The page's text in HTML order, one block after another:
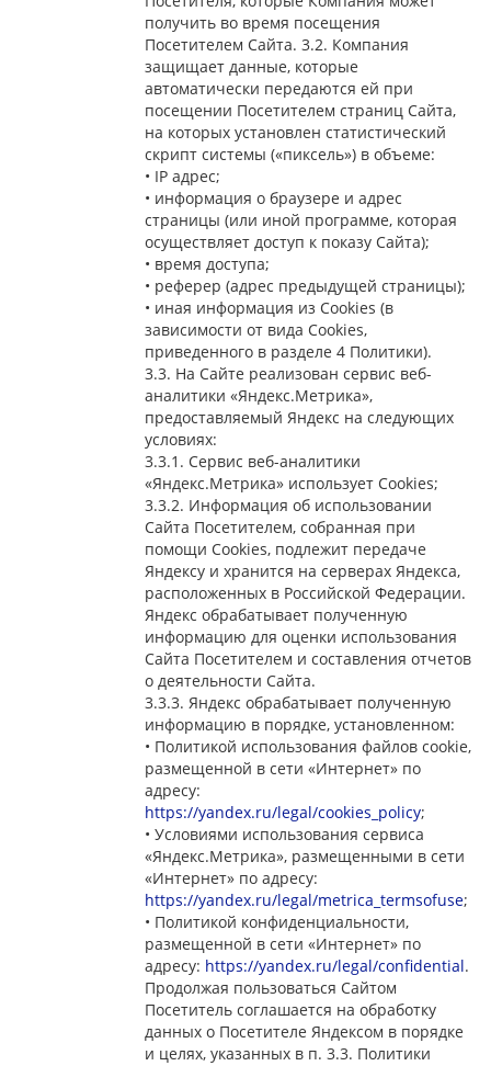
получить во время посещения
Посетителем Сайта. 3.2. Компания
защищает данные, которые
автоматически передаются ей при
посещении Посетителем страниц Сайта,
на которых установлен статистический
скрипт системы («пиксель») в объеме:
• IP адрес;
• информация о браузере и адрес
страницы (или иной программе, которая
осуществляет доступ к показу Сайта);
• время доступа;
• реферер (адрес предыдущей страницы);
• иная информация из Cookies (в
зависимости от вида Cookies,
приведенного в разделе 4 Политики).
3.3. На Сайте реализован сервис веб-
аналитики «Яндекс.Метрика»,
предоставляемый Яндекс на следующих
условиях:
3.3.1. Сервис веб-аналитики
«Яндекс.Метрика» использует Cookies;
3.3.2. Информация об использовании
Сайта Посетителем, собранная при
помощи Cookies, подлежит передаче
Яндексу и хранится на серверах Яндекса,
расположенных в Российской Федерации.
Яндекс обрабатывает полученную
информацию для оценки использования
Сайта Посетителем и составления отчетов
о деятельности Сайта.
3.3.3. Яндекс обрабатывает полученную
информацию в порядке, установленном:
• Политикой использования файлов cookie,
размещенной в сети «Интернет» по
адресу:
https://yandex.ru/legal/cookies_policy;
• Условиями использования сервиса
«Яндекс.Метрика», размещенными в сети
«Интернет» по адресу:
https://yandex.ru/legal/metrica_termsofuse;
• Политикой конфиденциальности,
размещенной в сети «Интернет» по
адресу: https://yandex.ru/legal/confidential.
Продолжая пользоваться Сайтом
Посетитель соглашается на обработку
данных о Посетителе Яндексом в порядке
и целях, указанных в п. 3.3. Политики